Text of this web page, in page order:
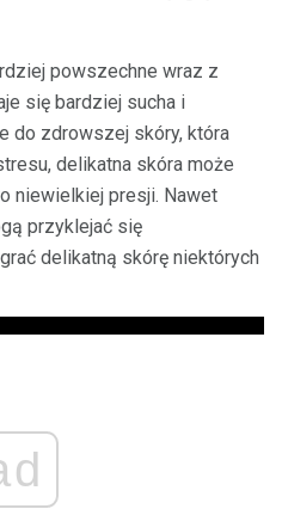
powszechne wraz z
się bardziej sucha i
do zdrowszej skóry, która
delikatna skóra może
niewielkiej presji. Nawet
przyklejać się
delikatną skórę niektórych